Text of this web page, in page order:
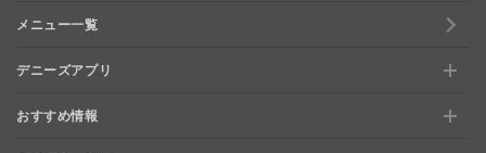
メニュー一覧
デニーズアプリ
新規登録、移行方法について
おすすめ情報